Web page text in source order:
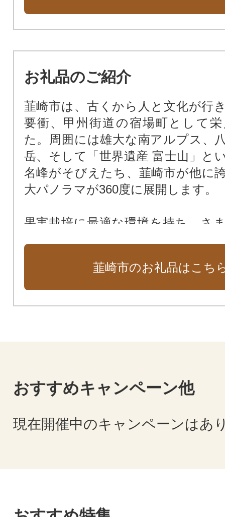
お礼品のご紹介
韮崎市は、古くから人と文化が行
要衝、甲州街道の宿場町として
た。周囲には雄大な南アルプス、
岳、そして「世界遺産 富士山」と
名峰がそびえたち、韮崎市が他に
大パノラマが360度に展開します。
果実栽培に最適な環境を持ち、さ
れるお米は、つや、粘り、甘みの
群のおいしさです。
韮崎市のお礼品はこち
おすすめキャンペーン他
現在開催中のキャンペーンはあ